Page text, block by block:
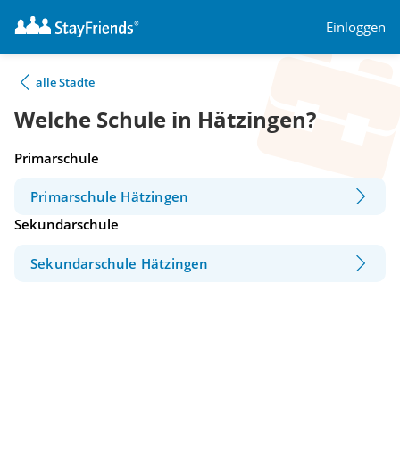
Einloggen
alle Städte
Welche Schule in Hätzingen?
Primarschule
Primarschule Hätzingen
Sekundarschule
Sekundarschule Hätzingen